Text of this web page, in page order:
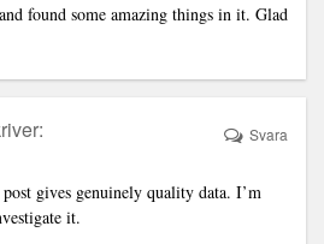
found some amazing things in it. Glad
gives genuinely quality data. I’m
it.
Svara